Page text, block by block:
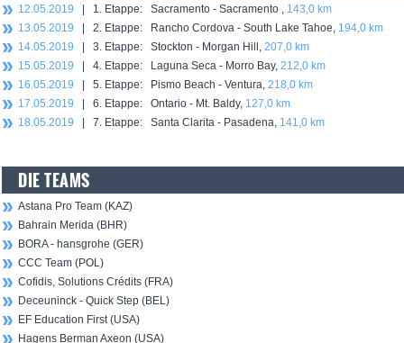
12.05.2019 | 1. Etappe: Sacramento - Sacramento , 143,0 km
13.05.2019 | 2. Etappe: Rancho Cordova - South Lake Tahoe, 194,0 km
14.05.2019 | 3. Etappe: Stockton - Morgan Hill, 207,0 km
15.05.2019 | 4. Etappe: Laguna Seca - Morro Bay, 212,0 km
16.05.2019 | 5. Etappe: Pismo Beach - Ventura, 218,0 km
17.05.2019 | 6. Etappe: Ontario - Mt. Baldy, 127,0 km
18.05.2019 | 7. Etappe: Santa Clarita - Pasadena, 141,0 km
DIE TEAMS
Astana Pro Team (KAZ)
Bahrain Merida (BHR)
BORA - hansgrohe (GER)
CCC Team (POL)
Cofidis, Solutions Crédits (FRA)
Deceuninck - Quick Step (BEL)
EF Education First (USA)
Hagens Berman Axeon (USA)